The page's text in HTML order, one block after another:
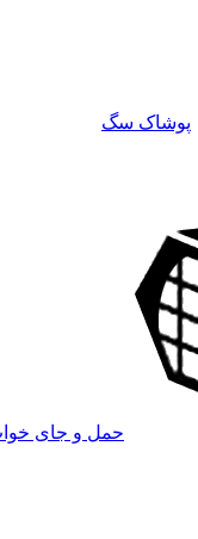
پوشاک سگ
حمل و جای